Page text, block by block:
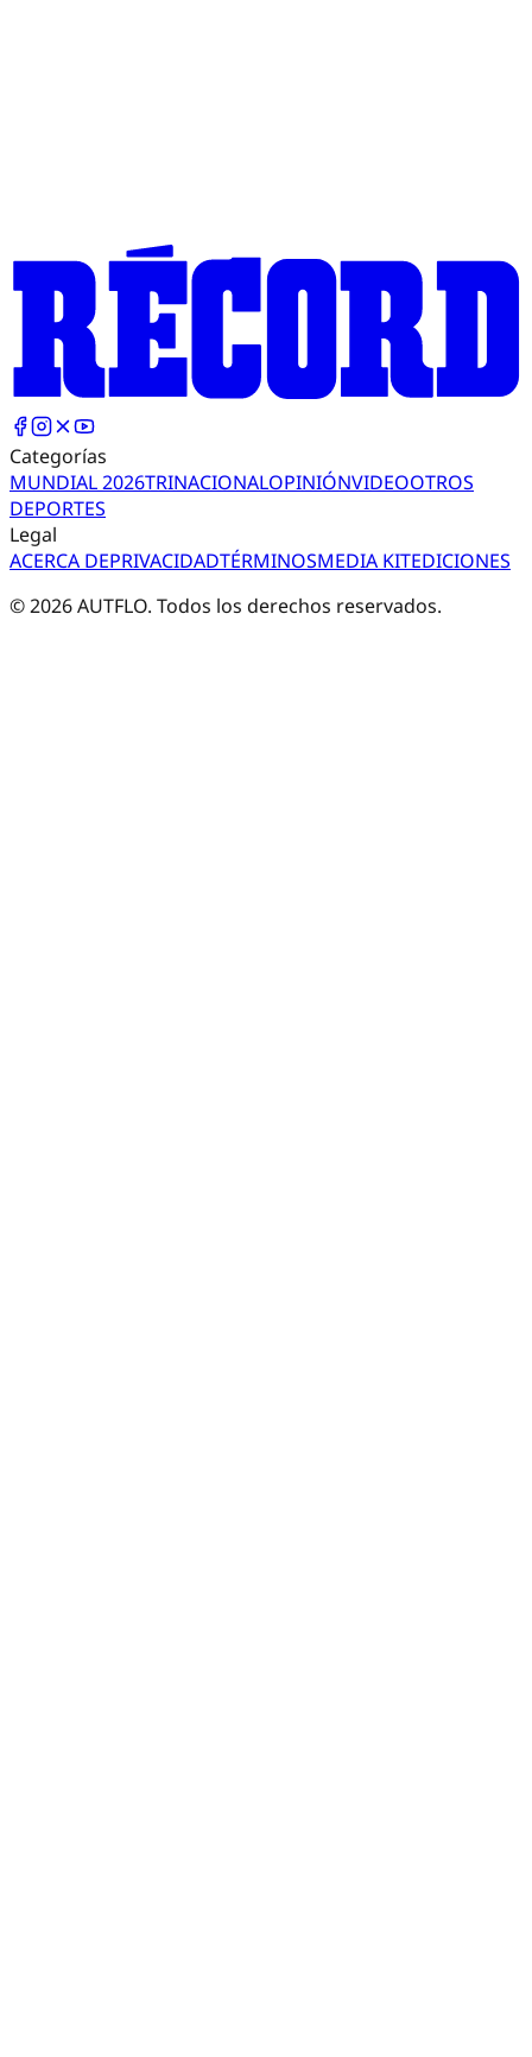
Categorías
MUNDIAL 2026TRINACIONALOPINIÓNVIDEOOTROS
DEPORTES
Legal
ACERCA DEPRIVACIDADTÉRMINOSMEDIA KITEDICIONES
©2026AUTFLO. Todos los derechos reservados.